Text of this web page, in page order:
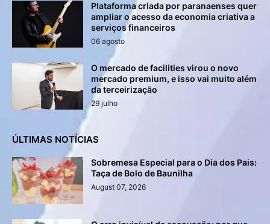
Plataforma criada por paranaenses quer
ampliar o acesso da economia criativa a
serviços financeiros
06 agosto
O mercado de facilities virou o novo
mercado premium, e isso vai muito além
da terceirização
29 julho
ÚLTIMAS NOTÍCIAS
Sobremesa Especial para o Dia dos Pais:
Taça de Bolo de Baunilha
August 07, 2026